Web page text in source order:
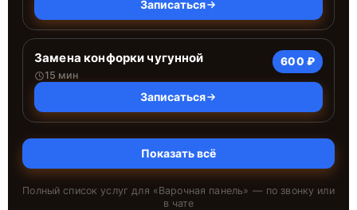
Записаться
Замена конфорки чугунной
15 мин
600 ₽
Записаться
Показать всё
Полный список услуг для «Варочная панель» — по звонку или
в чате